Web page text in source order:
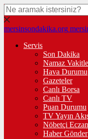
mersinsondakika.org
Servis
Son Dakika
Namaz
Hava Durumu
Gazeteler
Canlı Borsa
Canlı TV
Puan Durumu
TV Yayın
Nöbetçi
Haber Gönder